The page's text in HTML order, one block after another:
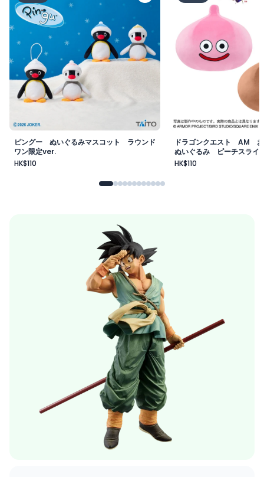
ピングー ぬいぐるみマスコット ラウンド
ワン限定ver.
HK$110
ドラゴンクエスト AM お
ぬいぐるみ ピーチスライ
ム
HK$110